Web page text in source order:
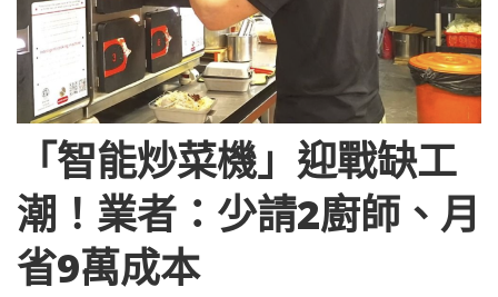
「智能炒菜機」迎戰缺工
潮！業者：少請2廚師、月
省9萬成本